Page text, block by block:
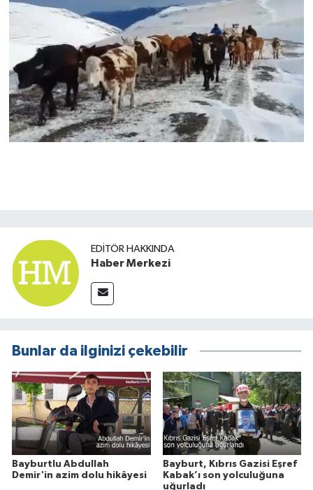
EDITÖR HAKKINDA
Haber Merkezi
Bunlar da ilginizi çekebilir
Bayburtlu Abdullah
Demir'in azim dolu hikâyesi
Bayburt, Kıbrıs Gazisi Eşref
Kabak’ı son yolculuğuna
uğurladı